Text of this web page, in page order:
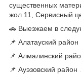
существенных
жол 11, Сервисный
🚗 Выезжаем в
📌 Алатауский район
📌 Алмалинский
📌 Ауэзовский район